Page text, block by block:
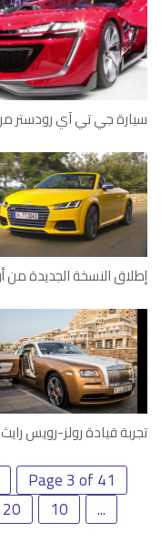
تجربة قيادة رولز-رويس رايث
Page 3 of 41
...
10
20